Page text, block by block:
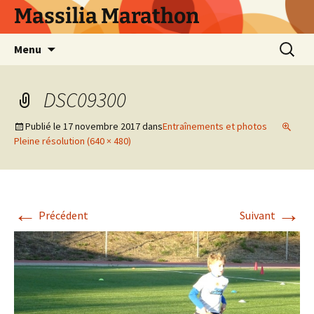
AllerMassilia Marathon
Menu
DSC09300
Publié le 17 novembre 2017dansEntraînements et photos
Pleine résolution (640 × 480)
← Précédent Suivant →